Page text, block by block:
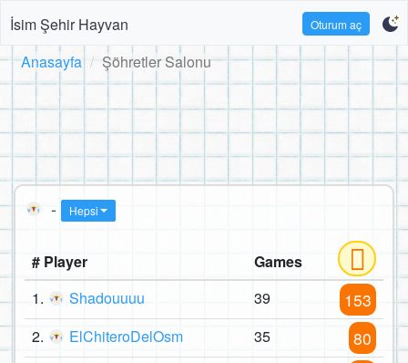
İsim Şehir Hayvan Oturum aç
Anasayfa Şöhretler Salonu
- Hepsi
# Player
Games
1.
Shadouuuu 39 153
2. ElChiteroDelOsm 35 80